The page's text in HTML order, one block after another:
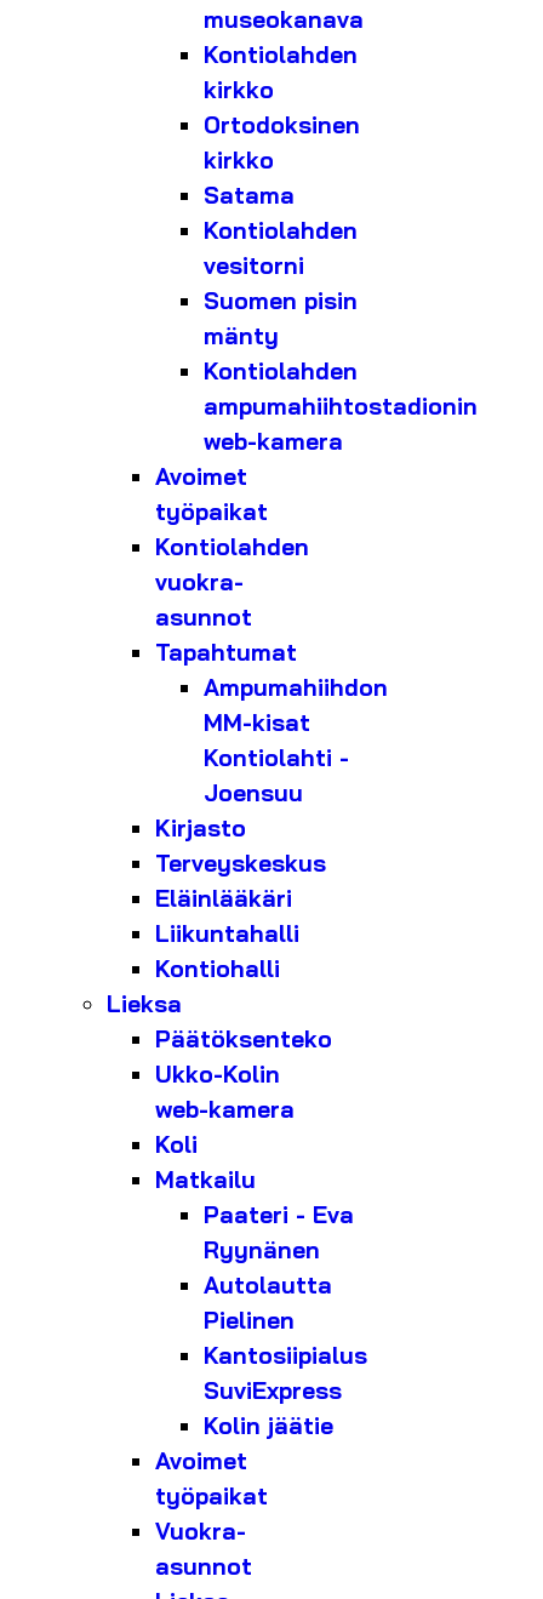
museokanava
Kontiolahden
kirkko
Ortodoksinen
kirkko
Satama
Kontiolahden
vesitorni
Suomen pisin
mänty
Kontiolahden
ampumahiihtostadionin
web-kamera
Avoimet
työpaikat
Kontiolahden
vuokra-
asunnot
Tapahtumat
Ampumahiihdon
MM-kisat
Kontiolahti -
Joensuu
Kirjasto
Terveyskeskus
Eläinlääkäri
Liikuntahalli
Kontiohalli
Lieksa
Päätöksenteko
Ukko-Kolin
web-kamera
Koli
Matkailu
Paateri - Eva
Ryynänen
Autolautta
Pielinen
Kantosiipialus
SuviExpress
Kolin jäätie
Avoimet
työpaikat
Vuokra-
asunnot